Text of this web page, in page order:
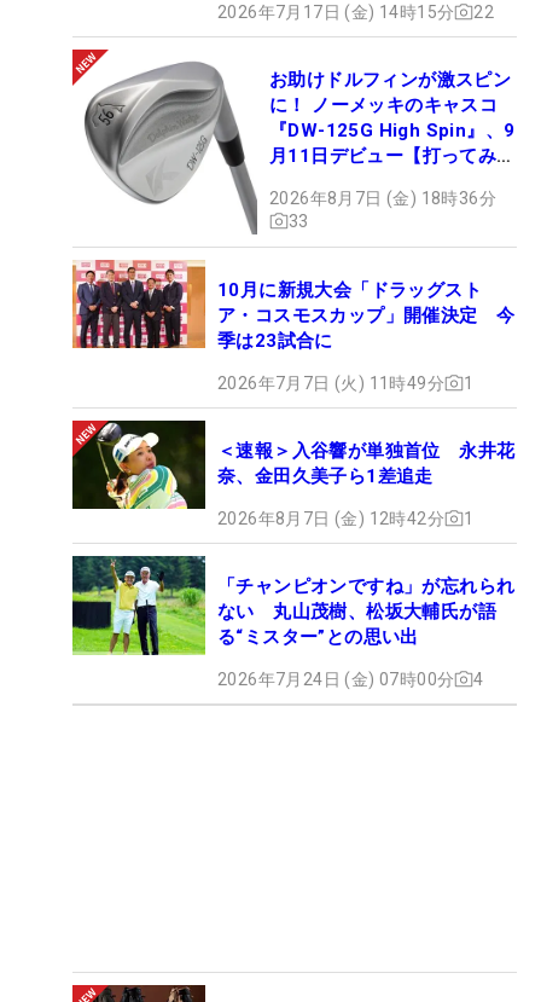
2026年7月17日 (金) 14時15分 22
お助けドルフィンが激スピン
に！ ノーメッキのキャスコ
『DW-125G High Spin』、9
月11日デビュー【打ってみ
2026年8月7日 (金) 18時36分
33
10月に新規大会「ドラッグスト
ア・コスモスカップ」開催決定 今
季は23試合に
2026年7月7日 (火) 11時49分 1
＜速報＞入谷響が単独首位 永井花
奈、金田久美子ら1差追走
2026年8月7日 (金) 12時42分 1
「チャンピオンですね」が忘れられ
ない 丸山茂樹、松坂大輔氏が語
る“ミスター”との思い出
2026年7月24日 (金) 07時00分 4